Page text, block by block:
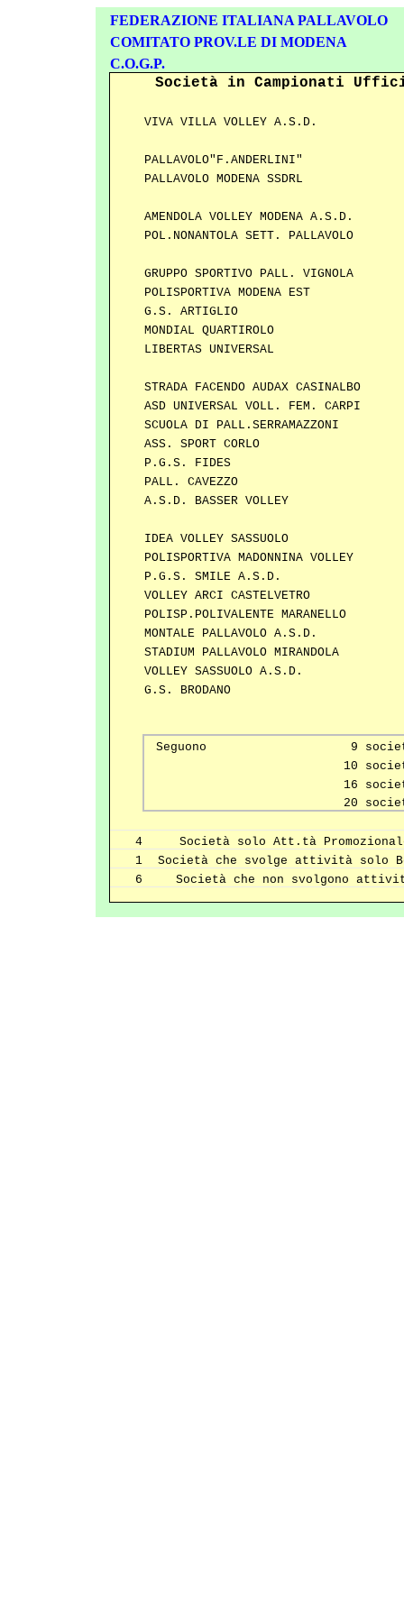
FEDERAZIONE ITALIANA PALLAVOLO
COMITATO PROV.LE DI MODENA
C.O.G.P.
Società in Campionati
VIVA VILLA VOLLEY A.S.D.
PALLAVOLO"F.ANDERLINI"
PALLAVOLO MODENA SSDRL
AMENDOLA VOLLEY MODENA A.S.D.
POL.NONANTOLA SETT. PALLAVOLO
GRUPPO SPORTIVO PALL. VIGNOLA
POLISPORTIVA MODENA EST
G.S. ARTIGLIO
MONDIAL QUARTIROLO
LIBERTAS UNIVERSAL
STRADA FACENDO AUDAX CASINALBO
ASD UNIVERSAL VOLL. FEM. CARPI
SCUOLA DI PALL.SERRAMAZZONI
ASS. SPORT CORLO
P.G.S. FIDES
PALL. CAVEZZO
A.S.D. BASSER VOLLEY
IDEA VOLLEY SASSUOLO
POLISPORTIVA MADONNINA VOLLEY
P.G.S. SMILE A.S.D.
VOLLEY ARCI CASTELVETRO
POLISP.POLIVALENTE MARANELLO
MONTALE PALLAVOLO A.S.D.
STADIUM PALLAVOLO MIRANDOLA
VOLLEY SASSUOLO A.S.D.
G.S. BRODANO
Seguono
9
10
16
20
4
Società solo Att.tà
1
Società che svolge attività solo
6
Società che non svolgono